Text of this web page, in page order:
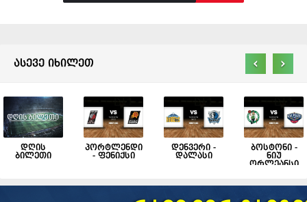
ასევე იხილეთ
დღის
ბილეთი
პორტლენდი
- ფენიქსი
დენვერი -
დალასი
ბოსტონი -
ნიუ
ორლეანსი
‹ ›